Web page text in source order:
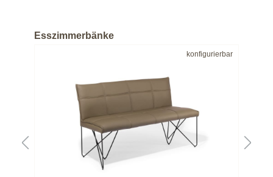
Esszimmerbänke
konfigurierbar